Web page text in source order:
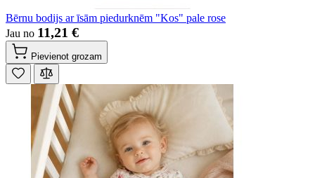
Bērnu bodijs ar īsām piedurknēm "Kos" pale rose
Jau no 11,21 €
Pievienot grozam